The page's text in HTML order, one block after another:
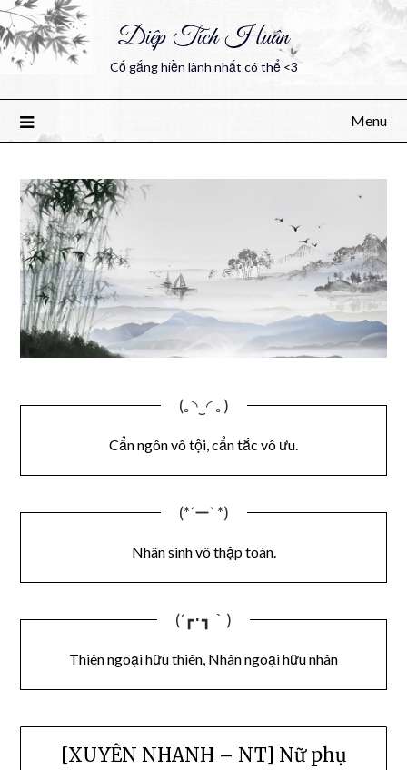
Diệp Tích Huân
Cố gắng hiền lành nhất có thể <3
Menu
(｡◝‿◜ ｡)
Cẩn ngôn vô tội, cẩn tắc vô ưu.
(*´ー` *)
Nhân sinh vô thập toàn.
(´┏･┓｀)
Thiên ngoại hữu thiên, Nhân ngoại hữu nhân
[XUYÊN NHANH – NT] Nữ phụ